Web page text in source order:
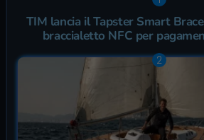
TIM lancia il Tapster Smart
braccialetto NFC per